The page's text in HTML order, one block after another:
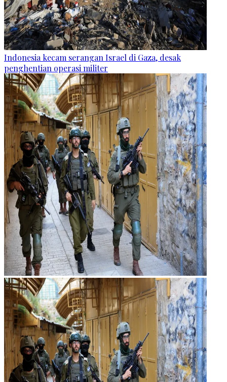
Indonesia kecam serangan Israel di Gaza, desak
penghentian operasi militer